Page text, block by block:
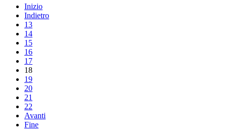
Inizio
Indietro
13
14
15
16
17
18
19
20
21
22
Avanti
Fine